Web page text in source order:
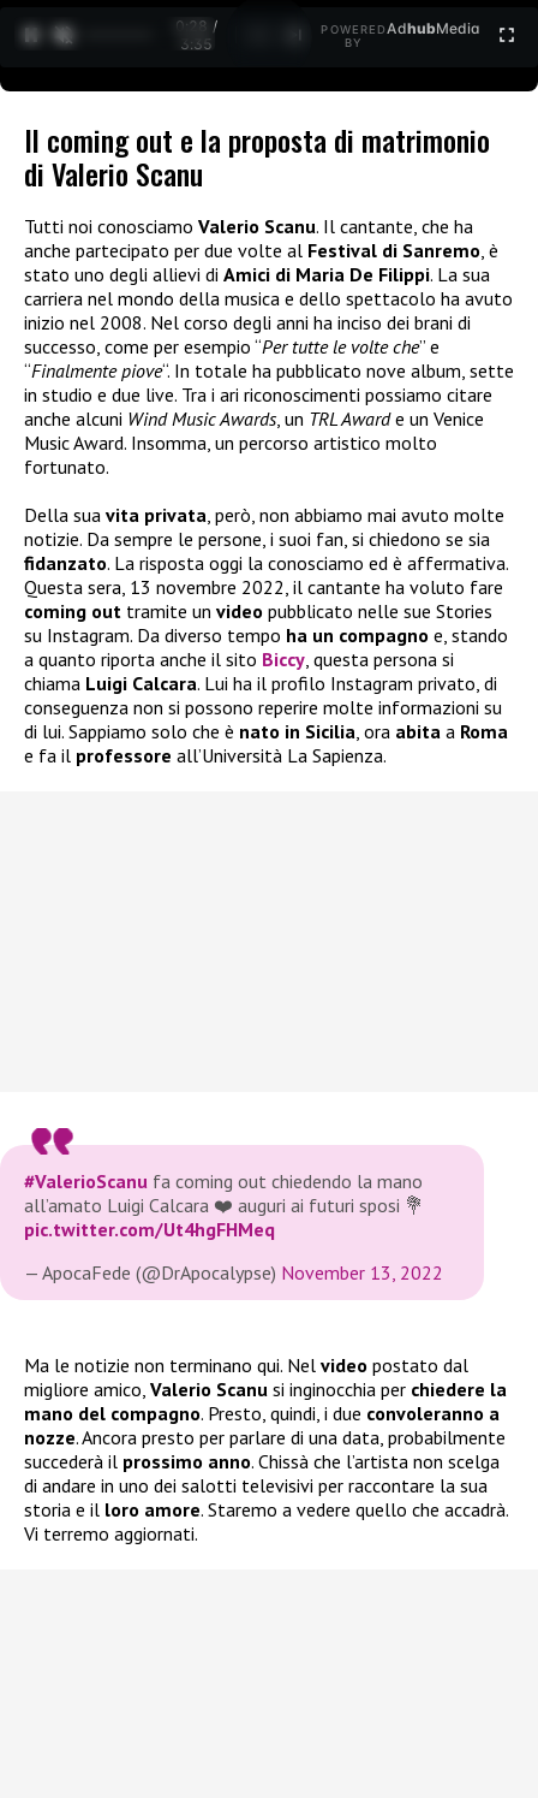
0:29 /
3:35
POWERED
BY
AdhubMedia
Il coming out e la proposta di matrimonio
di Valerio Scanu
Tutti noi conosciamo Valerio Scanu. Il cantante, che ha
anche partecipato per due volte al Festival di Sanremo, è
stato uno degli allievi di Amici di Maria De Filippi. La sua
carriera nel mondo della musica e dello spettacolo ha avuto
inizio nel 2008. Nel corso degli anni ha inciso dei brani di
successo, come per esempio “Per tutte le volte che” e
“Finalmente piove“. In totale ha pubblicato nove album, sette
in studio e due live. Tra i ari riconoscimenti possiamo citare
anche alcuni Wind Music Awards, un TRL Awarde un Venice
Music Award. Insomma, un percorso artistico molto
fortunato.
Della sua vita privata, però, non abbiamo mai avuto molte
notizie. Da sempre le persone, i suoi fan, si chiedono se sia
fidanzato. La risposta oggi la conosciamo ed è affermativa.
Questa sera, 13 novembre 2022, il cantante ha voluto fare
coming out tramite un video pubblicato nelle sue Stories
su Instagram. Da diverso tempo ha un compagno e, stando
a quanto riporta anche il sito Biccy, questa persona si
chiama Luigi Calcara. Lui ha il profilo Instagram privato, di
conseguenza non si possono reperire molte informazioni su
di lui. Sappiamo solo che è nato in Sicilia, ora abita a Roma
e fa il professore all’Università La Sapienza.
#ValerioScanu fa coming out chiedendo la mano
all’amato Luigi Calcara ❤️ auguri ai futuri sposi 💐
pic.twitter.com/Ut4hgFHMeq
— ApocaFede (@DrApocalypse) November 13, 2022
Ma le notizie non terminano qui. Nel video postato dal
migliore amico, Valerio Scanu si inginocchia per chiedere la
mano del compagno. Presto, quindi, i due convoleranno a
nozze. Ancora presto per parlare di una data, probabilmente
succederà il prossimo anno. Chissà che l’artista non scelga
di andare in uno dei salotti televisivi per raccontare la sua
storia e il loro amore. Staremo a vedere quello che accadrà.
Vi terremo aggiornati.